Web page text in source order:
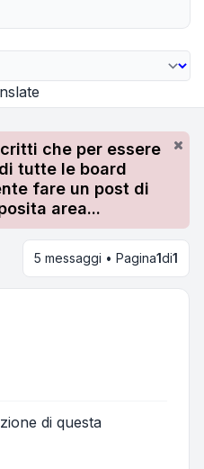
che per essere
tutte le board
fare un post di
area...
5 messaggi • Pagina1di1
di questa